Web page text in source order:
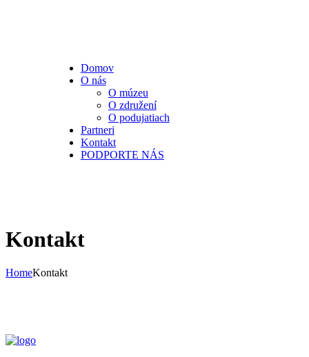
Domov
O nás
O múzeu
O združení
O podujatiach
Partneri
Kontakt
PODPORTE NÁS
Kontakt
HomeKontakt